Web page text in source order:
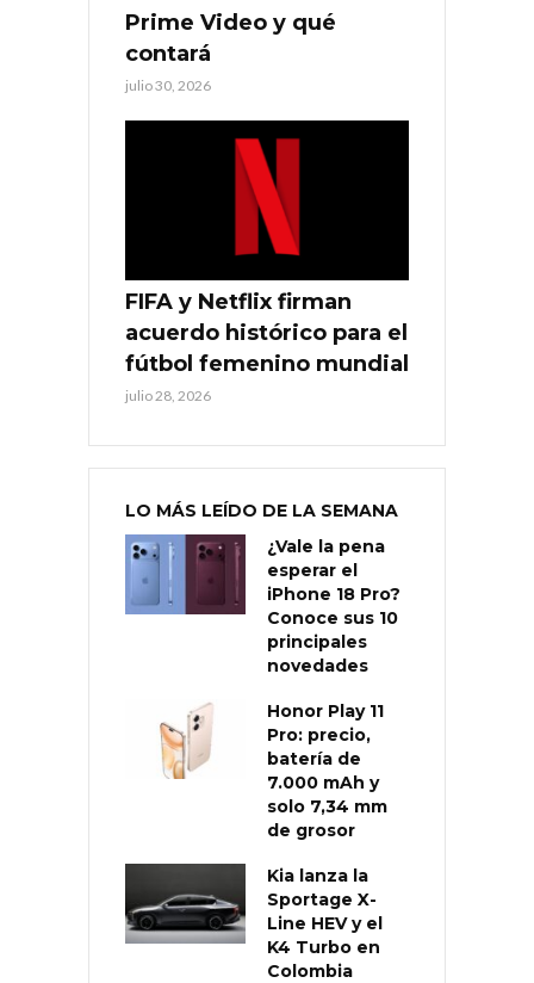
Prime Video y qué
contará
julio 30, 2026
FIFA y Netflix firman
acuerdo histórico para el
fútbol femenino mundial
julio 28, 2026
LO MÁS LEÍDO DE LA SEMANA
¿Vale la pena
esperar el
iPhone 18 Pro?
Conoce sus 10
principales
novedades
Honor Play 11
Pro: precio,
batería de
7.000 mAh y
solo 7,34 mm
de grosor
Kia lanza la
Sportage X-
Line HEV y el
K4 Turbo en
Colombia